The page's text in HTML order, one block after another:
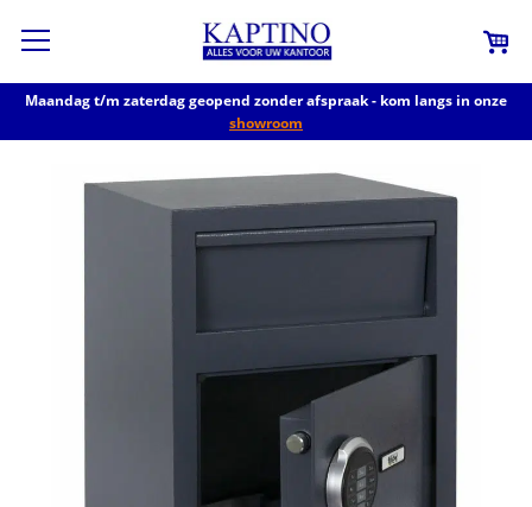
Maandag t/m zaterdag geopend zonder afspraak - kom langs in onze
showroom